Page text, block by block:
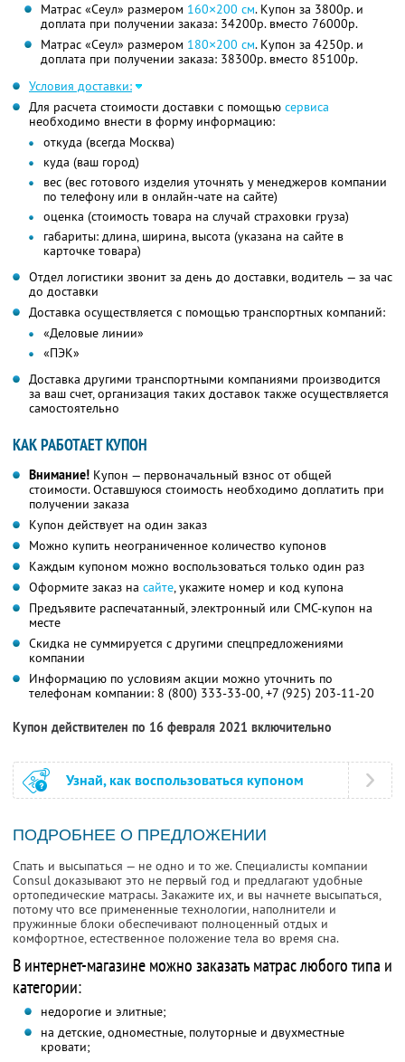
Матрас «Сеул» размером 160×200 см. Купон за 3800р. и
доплата при получении заказа: 34200р. вместо 76000р.
Матрас «Сеул» размером 180×200 см. Купон за 4250р. и
доплата при получении заказа: 38300р. вместо 85100р.
Условия доставки:
Для расчета стоимости доставки с помощью сервиса
необходимо внести в форму информацию:
откуда (всегда Москва)
куда (ваш город)
вес (вес готового изделия уточнять у менеджеров компании
по телефону или в онлайн-чате на сайте)
оценка (стоимость товара на случай страховки груза)
габариты: длина, ширина, высота (указана на сайте в
карточке товара)
Отдел логистики звонит за день до доставки, водитель — за час
до доставки
Доставка осуществляется с помощью транспортных компаний:
«Деловые линии»
«ПЭК»
Доставка другими транспортными компаниями производится
за ваш счет, организация таких доставок также осуществляется
самостоятельно
КАК РАБОТАЕТ КУПОН
Внимание! Купон — первоначальный взнос от общей
стоимости. Оставшуюся стоимость необходимо доплатить при
получении заказа
Купон действует на один заказ
Можно купить неограниченное количество купонов
Каждым купоном можно воспользоваться только один раз
Оформите заказ на сайте, укажите номер и код купона
Предъявите распечатанный, электронный или СМС-купон на
месте
Скидка не суммируется с другими спецпредложениями
компании
Информацию по условиям акции можно уточнить по
телефонам компании: 8 (800) 333-33-00, +7 (925) 203-11-20
Купон действителен по 16 февраля 2021 включительно
Узнай, как воспользоваться купоном
ПОДРОБНЕЕ О ПРЕДЛОЖЕНИИ
Спать и высыпаться — не одно и то же. Специалисты компании
Consul доказывают это не первый год и предлагают удобные
ортопедические матрасы. Закажите их, и вы начнете высыпаться,
потому что все примененные технологии, наполнители и
пружинные блоки обеспечивают полноценный отдых и
комфортное, естественное положение тела во время сна.
В интернет-магазине можно заказать матрас любого типа и
категории:
недорогие и элитные;
на детские, одноместные, полуторные и двухместные
кровати;